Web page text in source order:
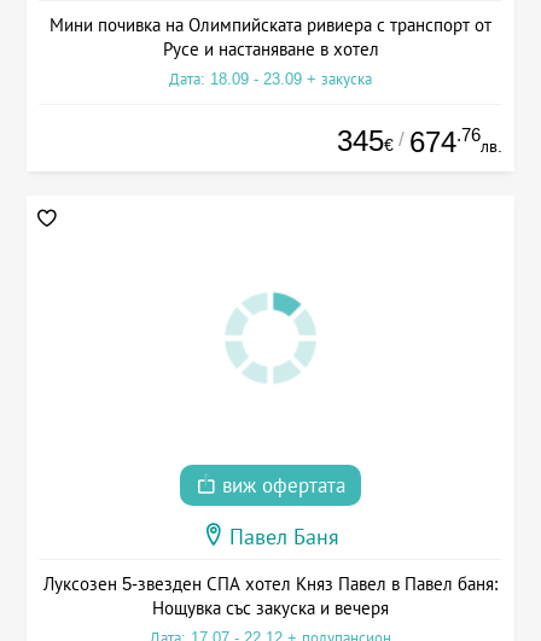
Мини почивка на Олимпийската ривиера с транспорт от
Русе и настаняване в хотел
Дата: 18.09 - 23.09 + закуска
345€ / 674.76
лв.
виж офертата
Павел Баня
Луксозен 5-звезден СПА хотел Княз Павел в Павел баня:
Нощувка със закуска и вечеря